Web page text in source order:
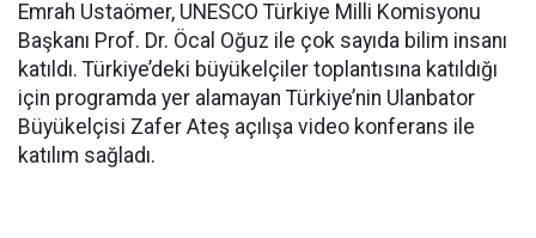
Emrah Ustaömer, UNESCO Türkiye Milli Komisyonu
Başkanı Prof. Dr. Öcal Oğuz ile çok sayıda bilim insanı
katıldı. Türkiye’deki büyükelçiler toplantısına katıldığı
için programda yer alamayan Türkiye’nin Ulanbator
Büyükelçisi Zafer Ateş açılışa video konferans ile
katılım sağladı.